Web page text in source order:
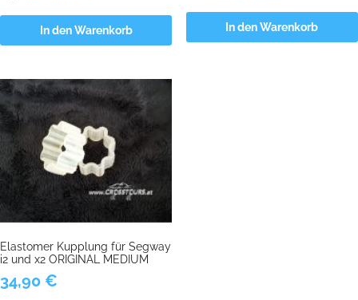
In den Warenkorb In den Warenkorb
Elastomer Kupplung für Segway
i2 und x2 ORIGINAL MEDIUM
34,90 €